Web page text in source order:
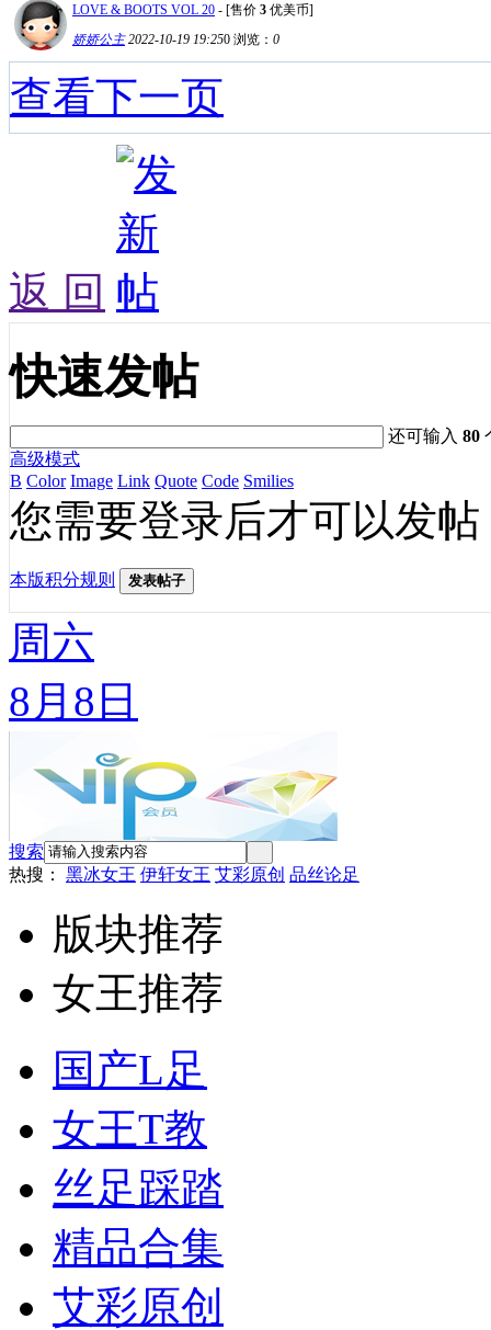
LOVE & BOOTS VOL 20 - [售价 3 优美币]
娇娇公主 2022-10-19 19:250 浏览： 0
查看下一页
返 回
快速发帖
还可输入80
高级模式
B Color Image Link Quote Code Smilies
您需要登录后才可以发帖
本版积分规则 发表帖子
周六
8月8日
搜索
热搜：
黑冰女王 伊轩女王 艾彩原创 品丝论足
版块推荐
女王推荐
国产L足
女王T教
丝足踩踏
精品合集
艾彩原创